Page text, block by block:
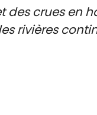
des crues en
rivières